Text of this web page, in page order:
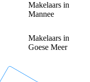
Makelaars in
Mannee
Makelaars in
Goese Meer